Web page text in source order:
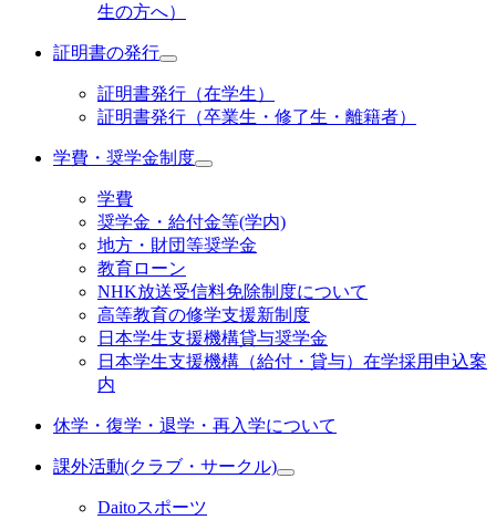
生の方へ）
証明書の発行
証明書発行（在学生）
証明書発行（卒業生・修了生・離籍者）
学費・奨学金制度
学費
奨学金・給付金等(学内)
地方・財団等奨学金
教育ローン
NHK放送受信料免除制度について
高等教育の修学支援新制度
日本学生支援機構貸与奨学金
日本学生支援機構（給付・貸与）在学採用申込案
内
休学・復学・退学・再入学について
課外活動(クラブ・サークル)
Daitoスポーツ